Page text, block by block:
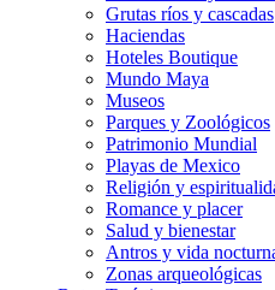
Grutas ríos y cascadas
Haciendas
Hoteles Boutique
Mundo Maya
Museos
Parques y Zoológicos
Patrimonio Mundial
Playas de Mexico
Religión y
Romance y placer
Salud y bienestar
Antros y vida
Zonas arqueológicas